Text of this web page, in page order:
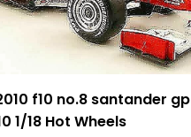
f10 no.8 santander gp
1/18 Hot Wheels